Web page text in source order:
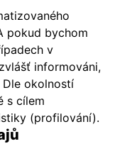
pokud bychom
v
informováni,
okolností
s cílem
(profilování).